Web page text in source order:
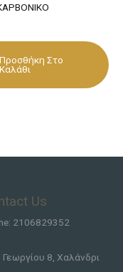
Προσθήκη Στο
Καλάθι
Us
2106829352
Γεωργίου 8, Χαλάνδρι